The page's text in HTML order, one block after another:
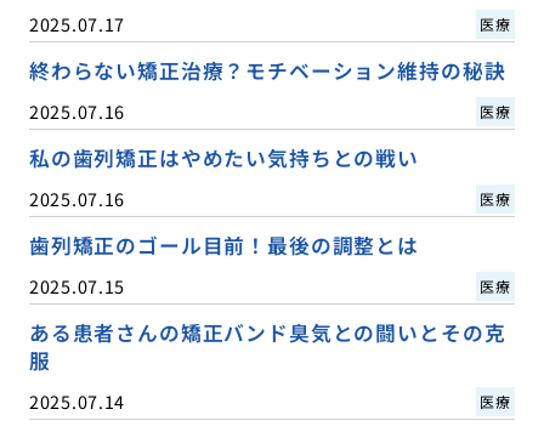
2025.07.17 医療
終わらない矯正治療？モチベーション維持の秘訣
2025.07.16 医療
私の歯列矯正はやめたい気持ちとの戦い
2025.07.16 医療
歯列矯正のゴール目前！最後の調整とは
2025.07.15 医療
ある患者さんの矯正バンド臭気との闘いとその克
服
2025.07.14 医療